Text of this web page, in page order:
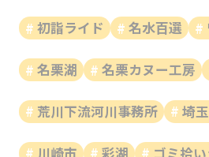
初詣ライド 名水百選
名栗湖 名栗カヌー工房
荒川下流河川事務所 埼
川崎市 彩湖 ゴミ拾